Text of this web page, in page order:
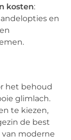
kosten:
en
het behoud
glimlach.
te kiezen,
de best
moderne